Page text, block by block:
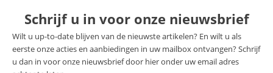
Schrijf u in voor onze nieuwsbrief
Wilt u up-to-date blijven van de nieuwste artikelen? En wilt u als
eerste onze acties en aanbiedingen in uw mailbox ontvangen? Schrijf
u dan in voor onze nieuwsbrief door hier onder uw email adres